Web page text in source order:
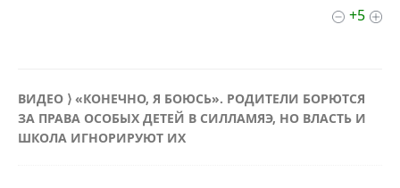
+5
ВИДЕО ⟩ «КОНЕЧНО, Я БОЮСЬ». РОДИТЕЛИ БОРЮТСЯ
ЗА ПРАВА ОСОБЫХ ДЕТЕЙ В СИЛЛАМЯЭ, НО ВЛАСТЬ И
ШКОЛА ИГНОРИРУЮТ ИХ